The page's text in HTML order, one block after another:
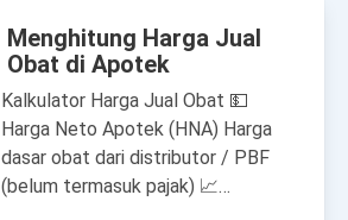
Menghitung Harga Jual
Obat di Apotek
Kalkulator Harga Jual Obat 💵
Harga Neto Apotek (HNA) Harga
dasar obat dari distributor / PBF
(belum termasuk pajak) 📈…